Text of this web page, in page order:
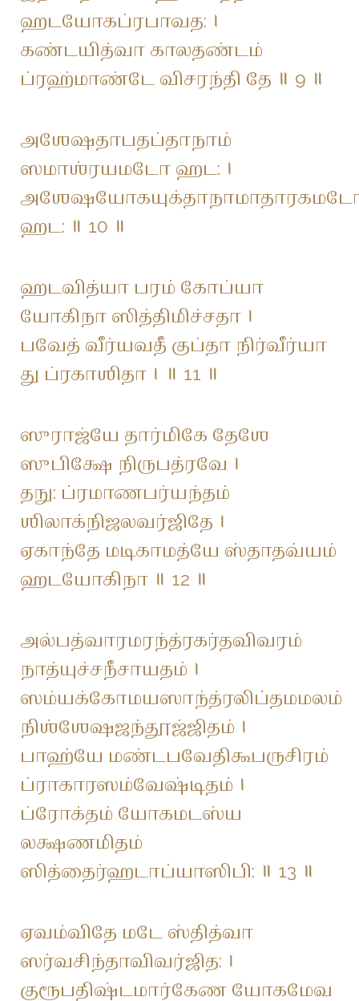
ஹடயோகப்ரபாவத: ।
கண்டயித்வா காலதண்டம்
ப்ரஹ்மாண்டே விசரந்தி தே ॥ 9 ॥
அஶேஷதாபதப்தாநாம்
ஸமாஶ்ரயமடோ ஹட: ।
ஹட: ॥ 10 ॥
ஹடவித்யா பரம் கோப்யா
யோகிநா ஸித்திமிச்சதா ।
பவேத் வீர்யவதீ குப்தா நிர்வீர்யா
து ப்ரகாஶிதா । ॥ 11 ॥
ஸுராஜ்யே தார்மிகே தேஶே
ஸுபிக்ஷே நிருபத்ரவே ।
தநு: ப்ரமாணபர்யந்தம்
ஶிலாக்நிஜலவர்ஜிதே ।
ஏகாந்தே மடிகாமத்யே ஸ்தாதவ்யம்
ஹடயோகிநா ॥ 12 ॥
அல்பத்வாரமரந்த்ரகர்தவிவரம்
நாத்யுச்சநீசாயதம் ।
ஸம்யக்கோமயஸாந்த்ரலிப்தமமலம்
நிஶ்ஶேஷஜந்தூஜ்ஜிதம் ।
பாஹ்யே மண்டபவேதிகூபருசிரம்
ப்ராகாரஸம்வேஷ்டிதம் ।
ப்ரோக்தம் யோகமடஸ்ய
லக்ஷணமிதம்
ஸித்தைர்ஹடாப்யாஸிபி: ॥ 13 ॥
ஏவம்விதே மடே ஸ்தித்வா
ஸர்வசிந்தாவிவர்ஜித: ।
குரூபதிஷ்டமார்கேண யோகமேவ